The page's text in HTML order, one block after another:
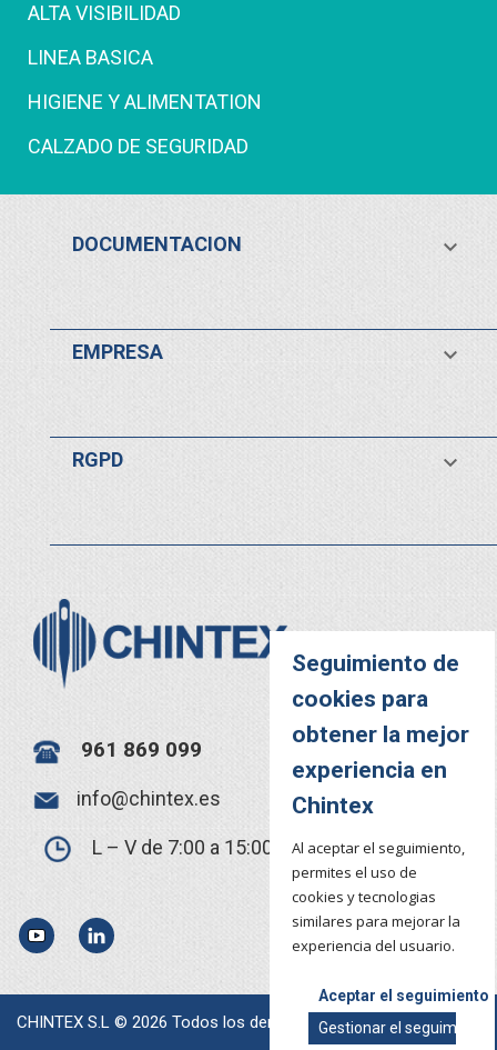
Seguimiento de
cookies para
obtener la mejor
experiencia en
Chintex
Al aceptar el seguimiento,
permites el uso de
cookies y tecnologias
similares para mejorar la
experiencia del usuario.
Aceptar el seguimiento
Gestionar el seguimiento
ALTA VISIBILIDAD
LINEA BASICA
HIGIENE Y ALIMENTATION
CALZADO DE SEGURIDAD
DOCUMENTACION 
EMPRESA 
RGPD 
961 869 099
info@chintex.es
L – V de 7:00 a 15:00
YouTube
CHINTEX S.L © 2026 Todos los derechos reservados.